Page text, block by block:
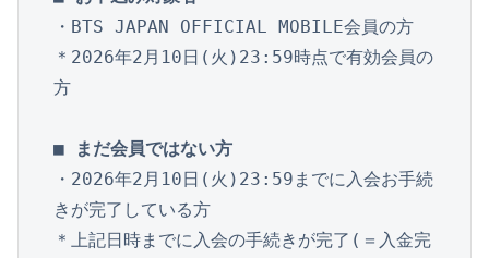
・BTS JAPAN OFFICIAL MOBILE会員の方
＊2026年2月10日(火)23:59時点で有効会員の
方
■ まだ会員ではない方
・2026年2月10日(火)23:59までに入会お手続
きが完了している方
＊上記日時までに入会の手続きが完了(＝入金完